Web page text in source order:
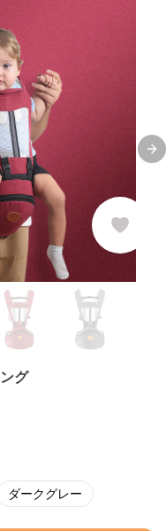
グ
ダークグレー